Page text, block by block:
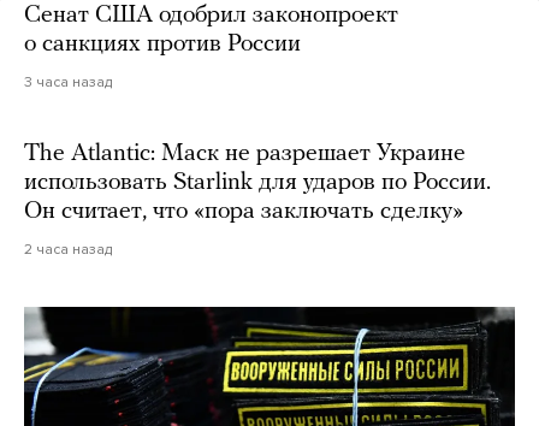
Сенат США одобрил законопроект
о санкциях против России
3 часа назад
The Atlantic: Маск не разрешает Украине
использовать Starlink для ударов по России.
Он считает, что «пора заключать сделку»
2 часа назад